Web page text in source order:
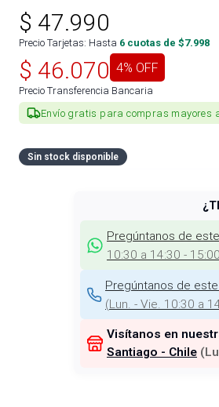
$ 47.990
Precio Tarjetas: Hasta 6 cuotas de $7.998
$ 46.070 4% OFF
Precio Transferencia Bancaria
Envío gratis para compras mayores
Sin stock disponible
Pregúntanos de
10:30 a 14:30 -
Pregúntanos de
(Lun. - Vie. 10:30 a
Visítanos en
Santiago - Chile (